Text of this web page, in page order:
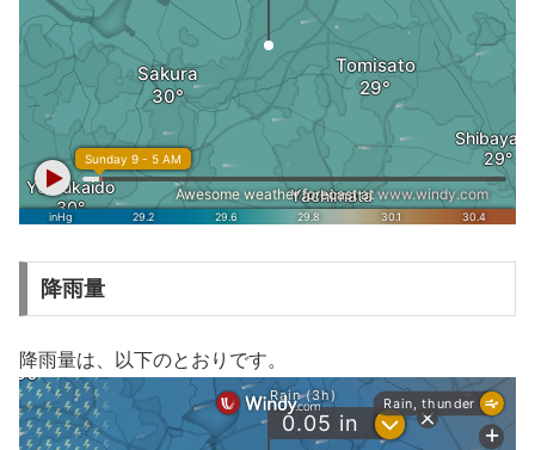
降雨量
降雨量は、以下のとおりです。